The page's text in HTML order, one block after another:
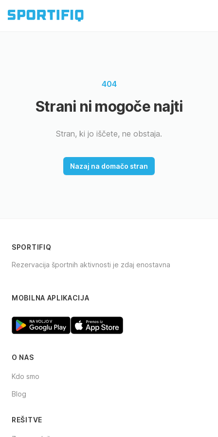
404
Strani ni mogoče najti
Stran, ki jo iščete, ne obstaja.
Nazaj na domačo stran
SPORTIFIQ
Rezervacija športnih aktivnosti je zdaj enostavna
MOBILNA APLIKACIJA
O NAS
Kdo smo
Blog
REŠITVE